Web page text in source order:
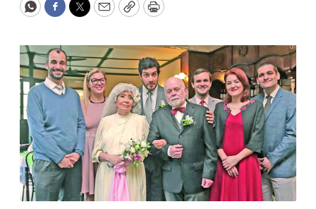
WhatsApp
Facebook
Twitter
EmailCopyPrint